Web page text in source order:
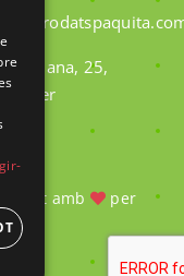
La Plana, 25,
amb
per